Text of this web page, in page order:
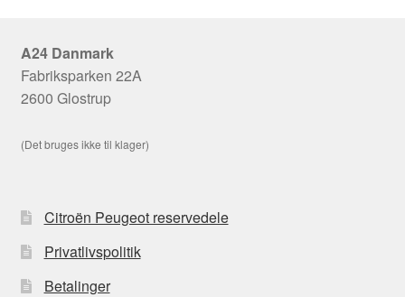
A24 Danmark
Fabriksparken 22A
2600 Glostrup
(Det bruges ikke til klager)
Citroën Peugeot reservedele
Privatlivspolitik
Betalinger